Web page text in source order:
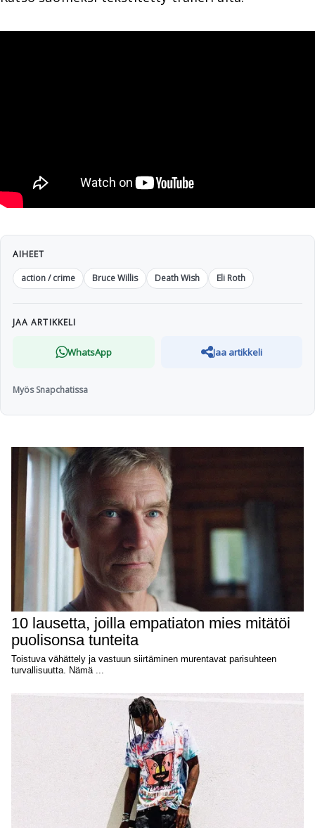
AIHEET
action / crime
Bruce Willis Death Wish Eli Roth
JAA ARTIKKELI
WhatsApp Jaa artikkeli
Myös Snapchatissa